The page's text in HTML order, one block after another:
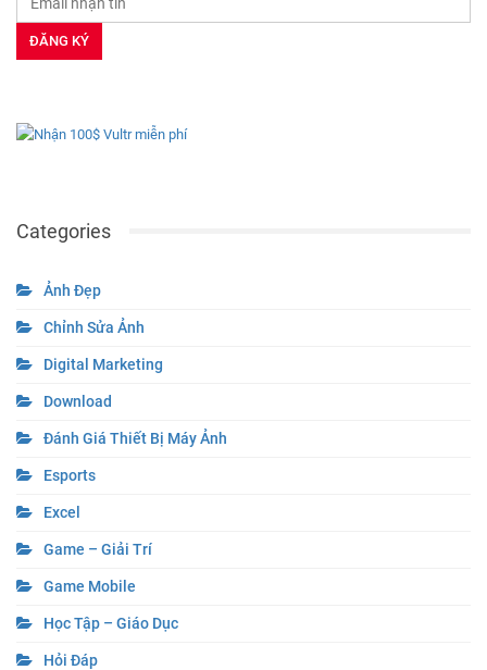
Categories
Ảnh Đẹp
Chỉnh Sửa Ảnh
Digital Marketing
Download
Đánh Giá Thiết Bị Máy Ảnh
Esports
Excel
Game – Giải Trí
Game Mobile
Học Tập – Giáo Dục
Hỏi Đáp